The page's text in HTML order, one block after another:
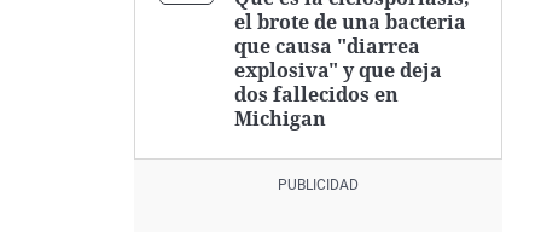
el brote de una bacteria
que causa "diarrea
explosiva" y que deja
dos fallecidos en
Michigan